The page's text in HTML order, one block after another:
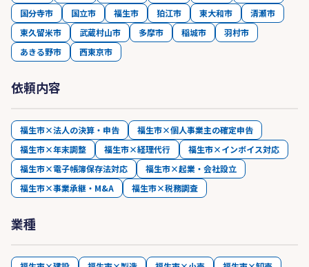
国分寺市
国立市 福生市 狛江市 東大和市
清瀬市
東久留米市
武蔵村山市 多摩市 稲城市
羽村市
あきる野市
西東京市
依頼内容
福生市×法人の決算・申告
福生市×個人事業主の確定申告
福生市×年末調整
福生市×経理代行
福生市×インボイス対応
福生市×電子帳簿保存法対応
福生市×起業・会社設立
福生市×事業承継・M&A
福生市×税務調査
業種